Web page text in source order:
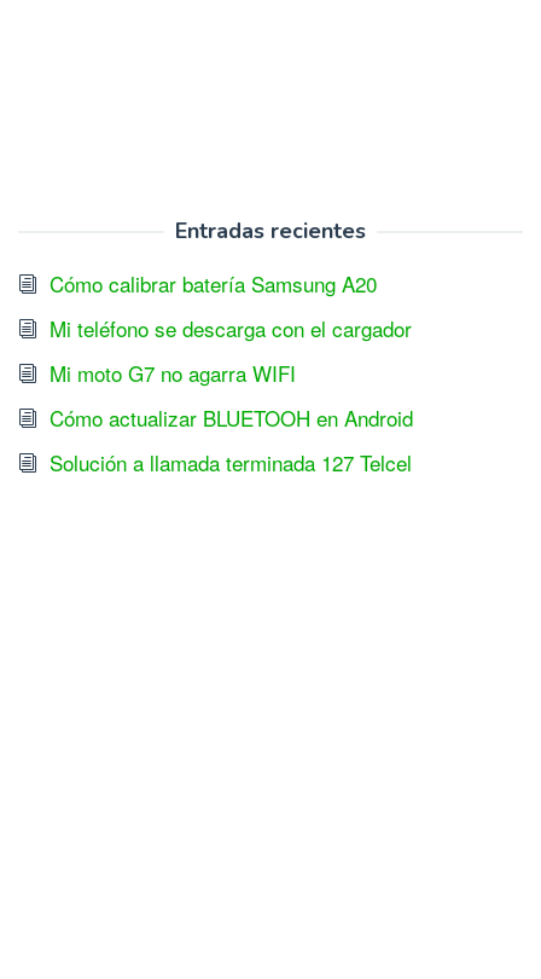
Entradas recientes
Cómo calibrar batería Samsung A20
Mi teléfono se descarga con el cargador
Mi moto G7 no agarra WIFI
Cómo actualizar BLUETOOH en Android
Solución a llamada terminada 127 Telcel